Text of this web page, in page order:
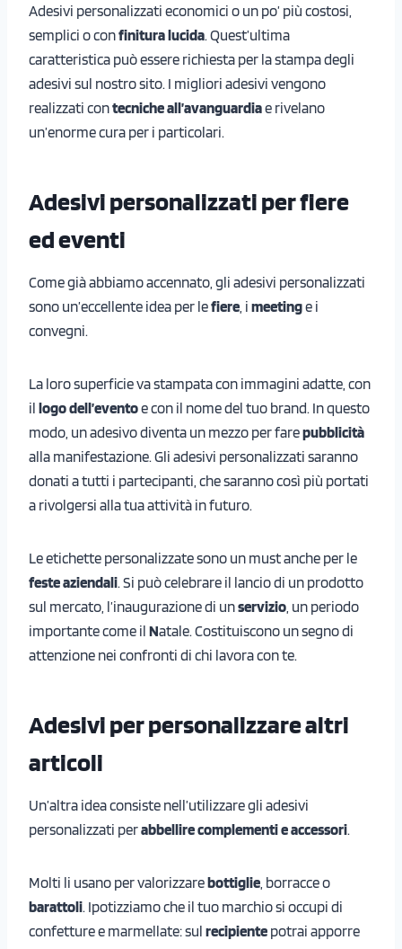
Adesivi personalizzati economici o un po’ più costosi,
semplici o confinitura lucida. Quest’ultima
caratteristica può essere richiesta per la stampa degli
adesivi sul nostro sito. I migliori adesivi vengono
realizzati contecniche all’avanguardiae rivelano
un’enorme cura per i particolari.
Adesivi personalizzati per fiere
ed eventi
Come già abbiamo accennato, gli adesivi personalizzati
sono un’eccellente idea per lefiere , i meetinge i
convegni.
La loro superficie va stampata con immagini adatte, con
il logo dell’eventoe con il nome del tuo brand. In questo
modo, un adesivo diventa un mezzo per farepubblicità
alla manifestazione. Gli adesivi personalizzati saranno
donati a tutti i partecipanti, che saranno così più portati
a rivolgersi alla tua attività in futuro.
Le etichette personalizzate sono un must anche per le
feste aziendali. Si può celebrare il lancio di un prodotto
sul mercato, l’inaugurazione di unservizio , un periodo
importante come il Natale. Costituiscono un segno di
attenzione nei confronti di chi lavora con te.
Adesivi per personalizzare altri
articoli
Un’altra idea consiste nell’utilizzare gli adesivi
personalizzati perabbellire complementi e accessori.
Molti li usano per valorizzarebottiglie , borracce o
barattoli. Ipotizziamo che il tuo marchio si occupi di
confetture e marmellate: sul recipiente potrai apporre